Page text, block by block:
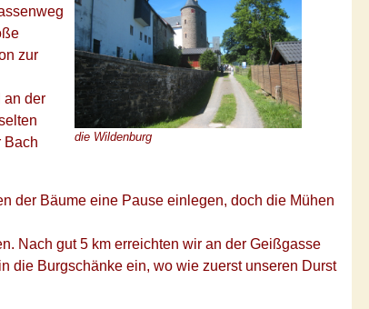
die Wildenburg
zur
an der
Bach
der Bäume eine Pause einlegen, doch die Mühen
Nach gut 5 km erreichten wir an der Geißgasse
die Burgschänke ein, wo wie zuerst unseren Durst